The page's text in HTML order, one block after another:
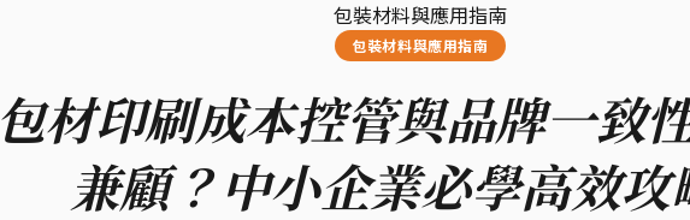
包裝材料與應用指南
包裝材料與應用指南
包材印刷成本控管與品牌一致
兼顧？中小企業必學高效攻